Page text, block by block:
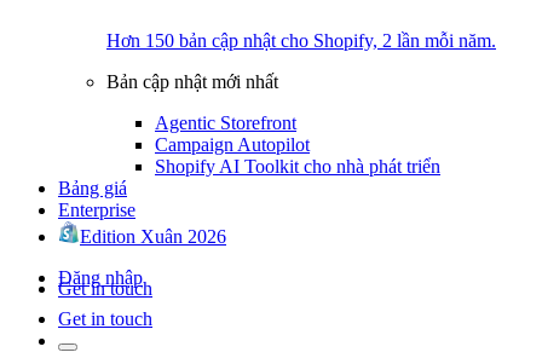
Hơn 150 bản cập nhật cho Shopify, 2 lần mỗi năm.
Bản cập nhật mới nhất
Agentic Storefront
Campaign Autopilot
Shopify AI Toolkit cho nhà phát triển
Bảng giá
Enterprise
Edition Xuân 2026
Đăng nhập
Get in touch
Get in touch